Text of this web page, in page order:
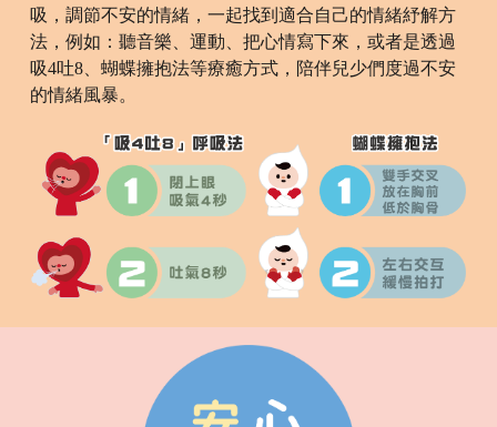
吸，調節不安的情緒，一起找到適合自己的情緒紓解方
法，例如：聽音樂、運動、把心情寫下來，或者是透過
吸4吐8、蝴蝶擁抱法等療癒方式，陪伴兒少們度過不安
的情緒風暴。